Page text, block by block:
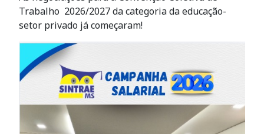
Trabalho 2026/2027 da categoria da educação-
setor privado já começaram!